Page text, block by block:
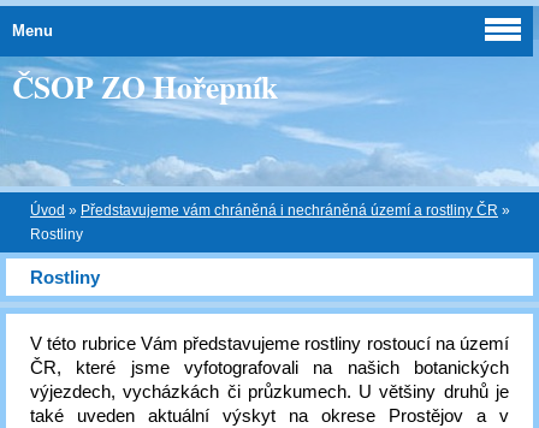
ČSOP ZO Hořepník
Úvod » Představujeme vám chráněná i nechráněná území a rostliny ČR »
Rostliny
Rostliny
V této rubrice Vám představujeme rostliny rostoucí na území
ČR, které jsme vyfotografovali na našich botanických
výjezdech, vycházkách či průzkumech. U většiny druhů je
také uveden aktuální výskyt na okrese Prostějov a v
Menu